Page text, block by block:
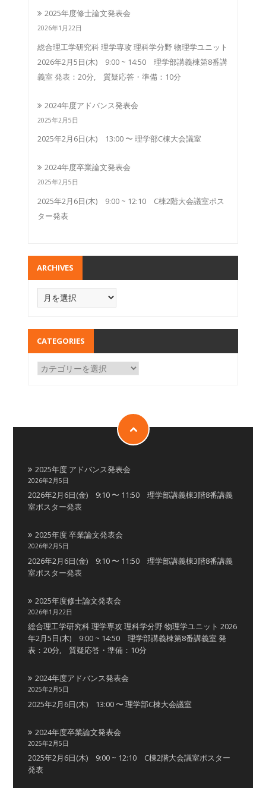
2025年度修士論文発表会
2026年1月22日
総合理工学研究科 理学専攻 理科学分野 物理学ユニット
2026年2月5日(木) 9:00 ~ 14:50 理学部講義棟第8番講
義室 発表：20分, 質疑応答・準備：10分
2024年度アドバンス発表会
2025年2月5日
2025年2月6日(木) 13:00 〜 理学部C棟大会議室
2024年度卒業論文発表会
2025年2月5日
2025年2月6日(木) 9:00 ~ 12:10 C棟2階大会議室ポス
ター発表
ARCHIVES
CATEGORIES
2025年度 アドバンス発表会
2026年2月5日
2026年2月6日(金) 9:10 〜 11:50 理学部講義棟3階8番講義
室ポスター発表
2025年度 卒業論文発表会
2026年2月5日
2026年2月6日(金) 9:10 〜 11:50 理学部講義棟3階8番講義
室ポスター発表
2025年度修士論文発表会
2026年1月22日
総合理工学研究科 理学専攻 理科学分野 物理学ユニット 2026
年2月5日(木) 9:00 ~ 14:50 理学部講義棟第8番講義室 発
表：20分, 質疑応答・準備：10分
2024年度アドバンス発表会
2025年2月5日
2025年2月6日(木) 13:00 〜 理学部C棟大会議室
2024年度卒業論文発表会
2025年2月5日
2025年2月6日(木) 9:00 ~ 12:10 C棟2階大会議室ポスター
発表